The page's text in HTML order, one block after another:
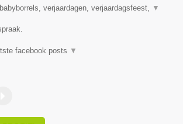
verjaardagen, verjaardagsfeest, ▼
facebook posts ▼